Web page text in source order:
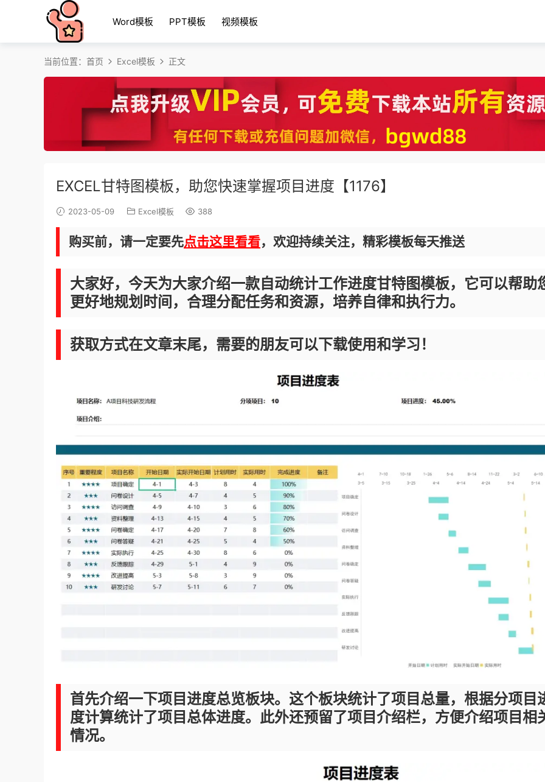
Word模板 PPT模板 视频模板
当前位置： 首页 Excel模板 正文
EXCEL甘特图模板，助您快速掌握项目进度【1176】
2023-05-09 Excel模板 388
购买前，请一定要先点击这里看看，欢迎持续关注，精彩模板每天推送
大家好，今天为大家介绍一款自动统计工作进度甘特图模板，它可以帮助
更好地规划时间，合理分配任务和资源，培养自律和执行力。
获取方式在文章末尾，需要的朋友可以下载使用和学习！
首先介绍一下项目进度总览板块。这个板块统计了项目总量，根据分项目
度计算统计了项目总体进度。此外还预留了项目介绍栏，方便介绍项目相
情况。